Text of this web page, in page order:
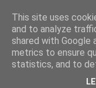
Zdenička
This site uses
and to analyze
shared with Google
metrics to ensure
statistics, and to